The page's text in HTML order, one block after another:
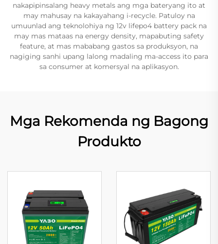
nakapipinsalang heavy metals ang mga bateryang ito at
may mahusay na kakayahang i-recycle. Patuloy na
umuunlad ang teknolohiya ng 12v lifepo4 battery pack na
may mas mataas na energy density, mapabuting safety
feature, at mas mababang gastos sa produksyon, na
nagiging sanhi upang lalong madaling ma-access ito para
sa consumer at komersyal na aplikasyon.
Mga Rekomenda ng Bagong
Produkto